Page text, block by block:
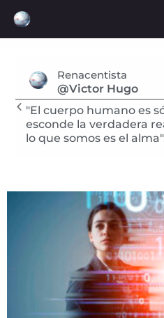
Renacentista
@Victor Hugo
"El cuerpo humano es
esconde la verdadera
lo que somos es el